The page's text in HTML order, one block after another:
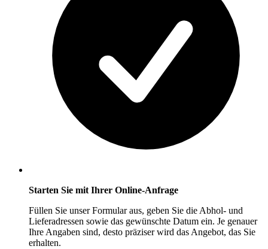
Starten Sie mit Ihrer Online-Anfrage
Füllen Sie unser Formular aus, geben Sie die Abhol- und
Lieferadressen sowie das gewünschte Datum ein. Je genauer
Ihre Angaben sind, desto präziser wird das Angebot, das Sie
erhalten.